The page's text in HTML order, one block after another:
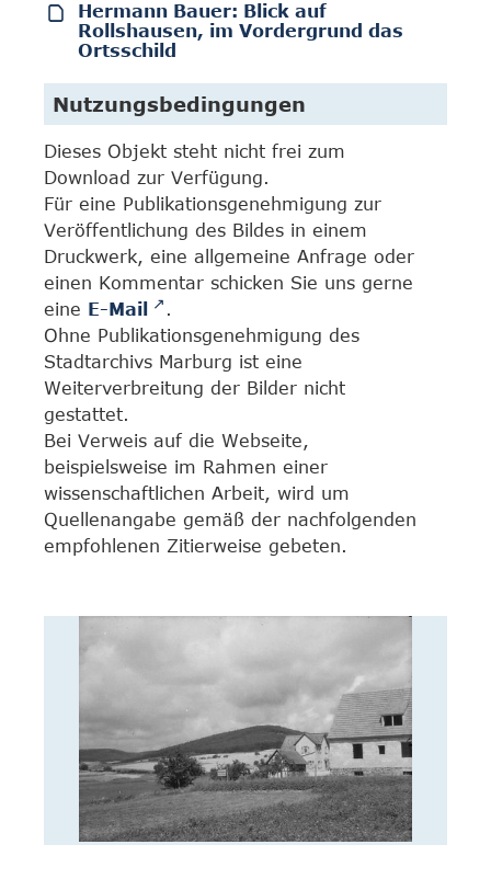
Hermann Bauer: Blick auf
Rollshausen, im Vordergrund das
Ortsschild
Nutzungsbedingungen
Dieses Objekt steht nicht frei zum
Download zur Verfügung.
Für eine Publikationsgenehmigung zur
Veröffentlichung des Bildes in einem
Druckwerk, eine allgemeine Anfrage oder
einen Kommentar schicken Sie uns gerne
eine E-Mail
.
Ohne Publikationsgenehmigung des
Stadtarchivs Marburg ist eine
Weiterverbreitung der Bilder nicht
gestattet.
Bei Verweis auf die Webseite,
beispielsweise im Rahmen einer
wissenschaftlichen Arbeit, wird um
Quellenangabe gemäß der nachfolgenden
empfohlenen Zitierweise gebeten.